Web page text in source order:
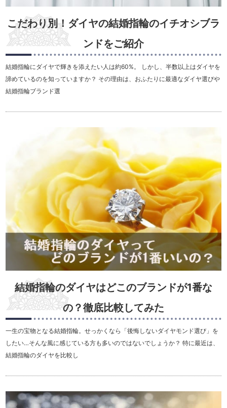
こだわり別！ダイヤの結婚指輪のイチオシブラ
ンドをご紹介
結婚指輪にダイヤで輝きを添えたい人は約60%。 しかし、半数以上はダイヤを
諦めているのを知っていますか？ その理由は、おふたりに最適なダイヤ選びや
結婚指輪ブランド選
結婚指輪のダイヤはどこのブランドが1番な
の？徹底比較してみた
一生の宝物となる結婚指輪。せっかくなら「後悔しないダイヤモンド選び」を
したい…そんな風に感じている方も多いのではないでしょうか？ 特に最近は、
結婚指輪のダイヤを比較し